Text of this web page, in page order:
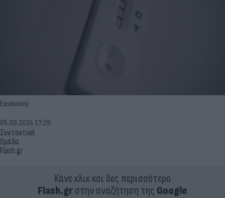
Eurokinissi
Συντακτική
Ομάδα
Flash.gr
05.09.2024 17:29
Κάνε κλικ και δες περισσότερο
Flash.grστην αναζήτηση της Google